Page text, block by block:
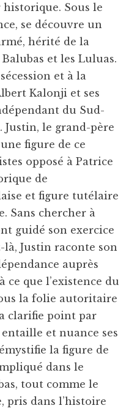
Sous le
se découvre un
hérité de la
et les Luluas.
et à la
Kalonji et ses
du Sud-
Justin, le grand-père
figure de ce
opposé à Patrice
de
et figure tutélaire
Sans chercher à
guidé son exercice
Justin raconte son
auprès
ce que l’existence du
la folie autoritaire
clarifie point par
et nuance ses
la figure de
dans le
tout comme le
pris dans l’histoire